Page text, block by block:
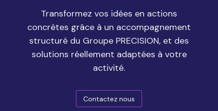
Transformez vos idées en actions
concrètes grâce à un accompagnement
structuré du Groupe PRECISION, et des
solutions réellement adaptées à votre
activité.
Contactez nous